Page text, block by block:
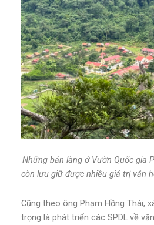
Những bản làng ở Vườn Quốc gia
còn lưu giữ được nhiều giá trị văn
Cũng theo ông Phạm Hồng Thái,
trọng là phát triển các SPDL về